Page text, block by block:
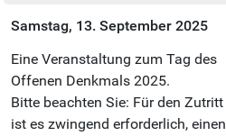
Samstag, 13. September 2025
Eine Veranstaltung zum Tag des
Offenen Denkmals 2025.
Bitte beachten Sie: Für den Zutritt
ist es zwingend erforderlich, einen